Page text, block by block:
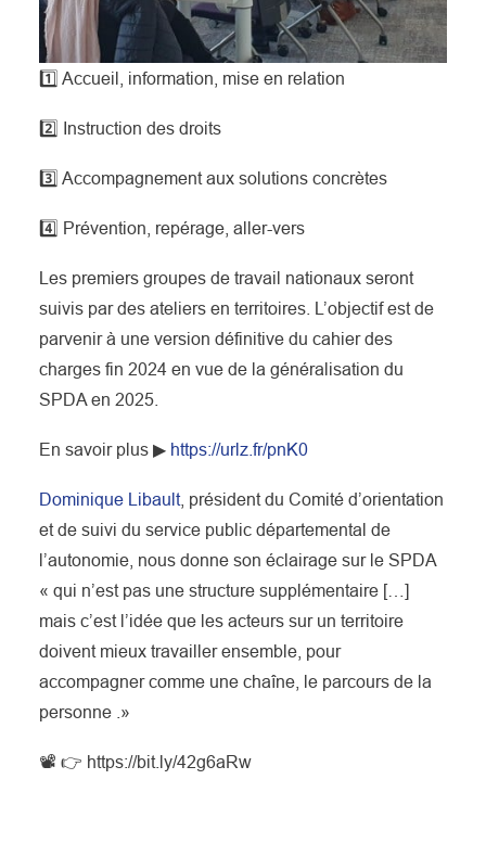
1️⃣ Accueil, information, mise en relation
2️⃣ Instruction des droits
3️⃣ Accompagnement aux solutions concrètes
4️⃣ Prévention, repérage, aller-vers
Les premiers groupes de travail nationaux seront
suivis par des ateliers en territoires. L’objectif est de
parvenir à une version définitive du cahier des
charges fin 2024 en vue de la généralisation du
SPDA en 2025.
En savoir plus ▶ https://urlz.fr/pnK0
Dominique Libault, président du Comité d’orientation
et de suivi du service public départemental de
l’autonomie, nous donne son éclairage sur le SPDA
« qui n’est pas une structure supplémentaire […]
mais c’est l’idée que les acteurs sur un territoire
doivent mieux travailler ensemble, pour
accompagner comme une chaîne, le parcours de la
personne .»
📽 👉 https://bit.ly/42g6aRw